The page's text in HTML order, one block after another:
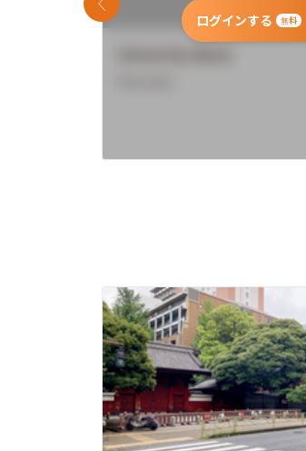
ログインする 無料
前のスライド